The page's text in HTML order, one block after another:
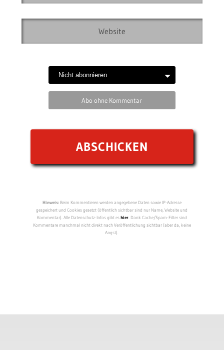
Abo ohne Kommentar
Hinweis:Beim Kommentieren werden angegebene Daten sowie IP-Adresse
gespeichert und Cookies gesetzt (öffentlich sichtbar sind nur Name, Website und
Kommentar). Alle Datenschutz-Infos gibt eshier. Dank Cache/Spam-Filter sind
Kommentare manchmal nicht direkt nach Veröffentlichung sichtbar (aber da, keine
Angst).